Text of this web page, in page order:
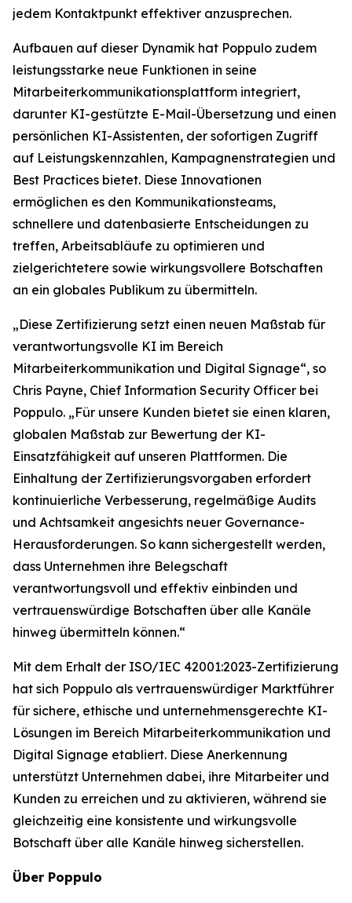
jedem Kontaktpunkt effektiver anzusprechen.
Aufbauen auf dieser Dynamik hat Poppulo zudem
leistungsstarke neue Funktionen in seine
Mitarbeiterkommunikationsplattform integriert,
darunter KI-gestützte E-Mail-Übersetzung und einen
persönlichen KI-Assistenten, der sofortigen Zugriff
auf Leistungskennzahlen, Kampagnenstrategien und
Best Practices bietet. Diese Innovationen
ermöglichen es den Kommunikationsteams,
schnellere und datenbasierte Entscheidungen zu
treffen, Arbeitsabläufe zu optimieren und
zielgerichtetere sowie wirkungsvollere Botschaften
an ein globales Publikum zu übermitteln.
„Diese Zertifizierung setzt einen neuen Maßstab für
verantwortungsvolle KI im Bereich
Mitarbeiterkommunikation und Digital Signage“, so
Chris Payne, Chief Information Security Officer bei
Poppulo. „Für unsere Kunden bietet sie einen klaren,
globalen Maßstab zur Bewertung der KI-
Einsatzfähigkeit auf unseren Plattformen. Die
Einhaltung der Zertifizierungsvorgaben erfordert
kontinuierliche Verbesserung, regelmäßige Audits
und Achtsamkeit angesichts neuer Governance-
Herausforderungen. So kann sichergestellt werden,
dass Unternehmen ihre Belegschaft
verantwortungsvoll und effektiv einbinden und
vertrauenswürdige Botschaften über alle Kanäle
hinweg übermitteln können.“
Mit dem Erhalt der ISO/IEC 42001:2023-Zertifizierung
hat sich Poppulo als vertrauenswürdiger Marktführer
für sichere, ethische und unternehmensgerechte KI-
Lösungen im Bereich Mitarbeiterkommunikation und
Digital Signage etabliert. Diese Anerkennung
unterstützt Unternehmen dabei, ihre Mitarbeiter und
Kunden zu erreichen und zu aktivieren, während sie
gleichzeitig eine konsistente und wirkungsvolle
Botschaft über alle Kanäle hinweg sicherstellen.
Über Poppulo